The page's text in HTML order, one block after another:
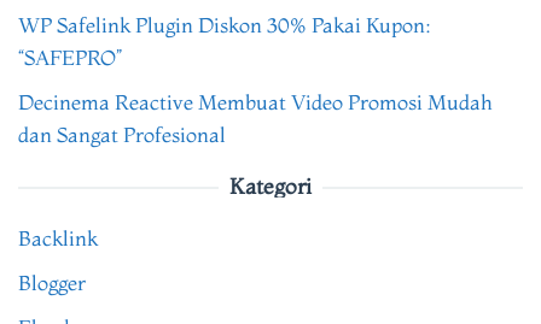
WP Safelink Plugin Diskon 30% Pakai Kupon:
“SAFEPRO”
Decinema Reactive Membuat Video Promosi Mudah
dan Sangat Profesional
Kategori
Backlink
Blogger